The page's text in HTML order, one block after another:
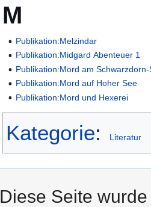
M
Publikation:Melzindar
Publikation:Midgard Abenteuer 1
Publikation:Mord am Schwarzdorn-
Publikation:Mord auf Hoher See
Publikation:Mord und Hexerei
Kategorie: Literatur
Diese Seite